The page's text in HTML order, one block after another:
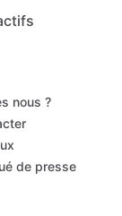
nous ?
de presse